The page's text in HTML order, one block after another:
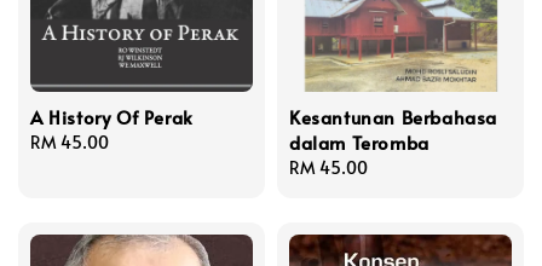
A History Of Perak
Regular
RM 45.00
Kesantunan Berbahasa
dalam Teromba
Regular
RM 45.00